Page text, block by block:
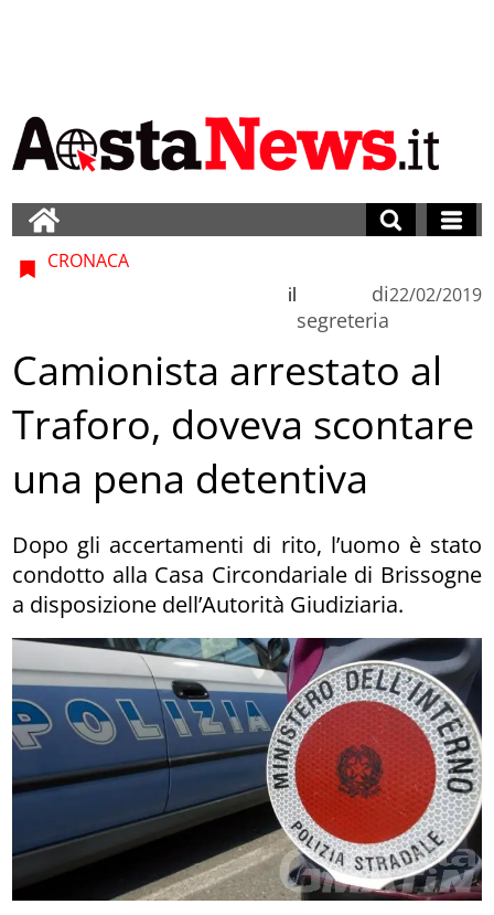
CRONACA
di
segreteria
il 22/02/2019
Camionista arrestato al
Traforo, doveva scontare
una pena detentiva
Dopo gli accertamenti di rito, l’uomo è stato
condotto alla Casa Circondariale di Brissogne
a disposizione dell’Autorità Giudiziaria.